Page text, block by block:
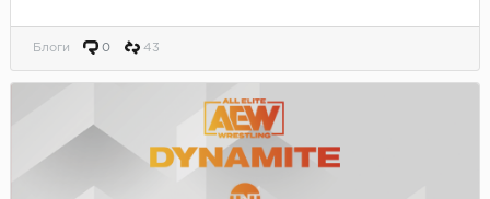
Блоги 0 43